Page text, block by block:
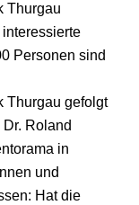
Thurgau
Personen sind
Thurgau gefolgt
Roland
in
und
Hat die